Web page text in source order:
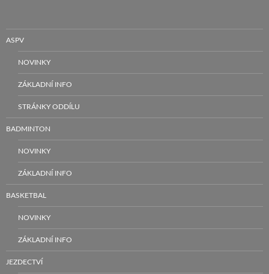
ASPV
NOVINKY
ZÁKLADNÍ INFO
STRÁNKY ODDÍLU
BADMINTON
NOVINKY
ZÁKLADNÍ INFO
BASKETBAL
NOVINKY
ZÁKLADNÍ INFO
JEZDECTVÍ